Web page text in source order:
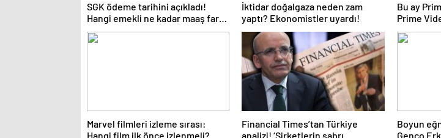
SGK ödeme tarihini açıkladı!
Hangi emekli ne kadar maaş farkı
alacak?
İktidar doğalgaza neden zam
yaptı? Ekonomistler uyardı!
Bu ay
Prime
Turan:
Marvel filmleri izleme sırası:
Hangi film ilk önce izlenmeli?
Financial Times’tan Türkiye
analizi! ‘Şirketlerin sabrı
Boyun
Genco